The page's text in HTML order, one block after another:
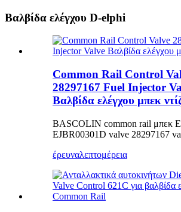
Βαλβίδα ελέγχου D-elphi
Common Rail Control
28297167 Fuel Injector
Βαλβίδα ελέγχου μπεκ
BASCOLIN common rail μπεκ
EJBR00301D valve 28297167
έρευναλεπτομέρεια